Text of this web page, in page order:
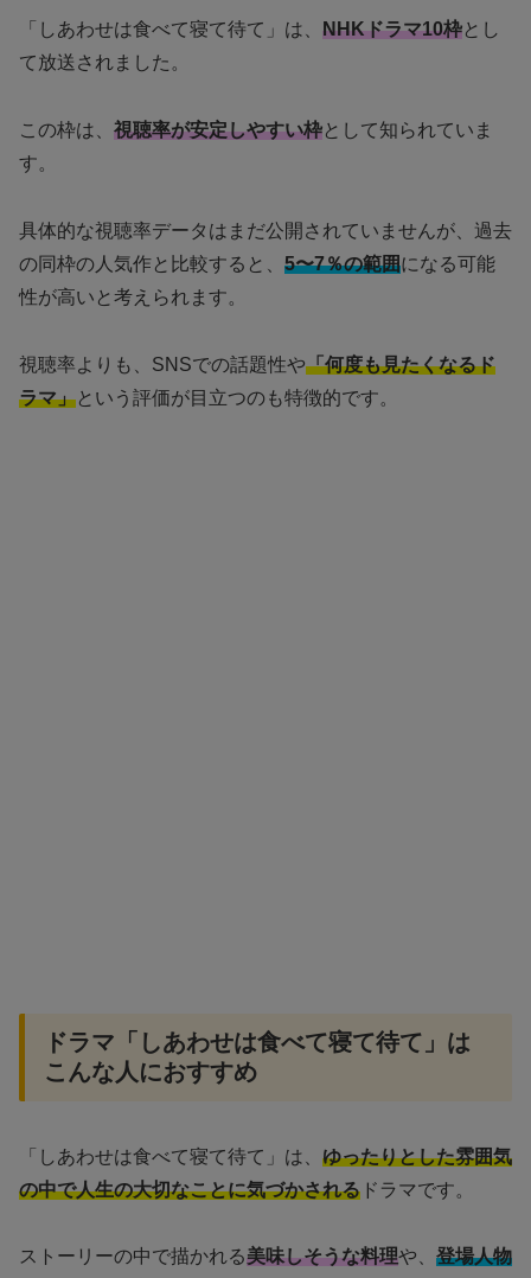
「しあわせは食べて寝て待て」は、 NHKドラマ10枠とし
て放送されました。
この枠は、 視聴率が安定しやすい枠として知られていま
す。
具体的な視聴率データはまだ公開されていませんが、過去
の同枠の人気作と比較すると、 5〜7％の範囲になる可能
性が高いと考えられます。
視聴率よりも、SNSでの話題性や「何度も見たくなるド
ラマ」という評価が目立つのも特徴的です。
ドラマ「しあわせは食べて寝て待て」は
こんな人におすすめ
「しあわせは食べて寝て待て」は、 ゆったりとした雰囲気
の中で人生の大切なことに気づかされる ドラマです。
ストーリーの中で描かれる美味しそうな料理や、 登場人物